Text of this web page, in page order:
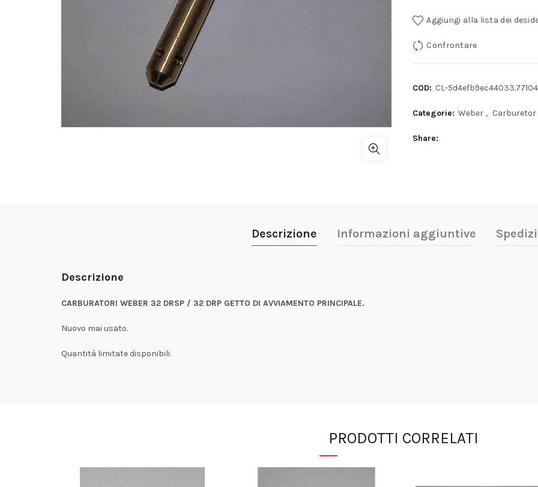
Aggiungi alla lista dei
Confrontare
COD: CL-
Categorie: Weber ,
Share
Descrizione Informazioni aggiuntive
Descrizione
CARBURATORI WEBER 32 DRSP / 32 DRP GETTO DI AVVIAMENTO PRINCIPALE.
Nuovo mai usato.
Quantità limitate disponibili.
PRODOTTI CORRELATI